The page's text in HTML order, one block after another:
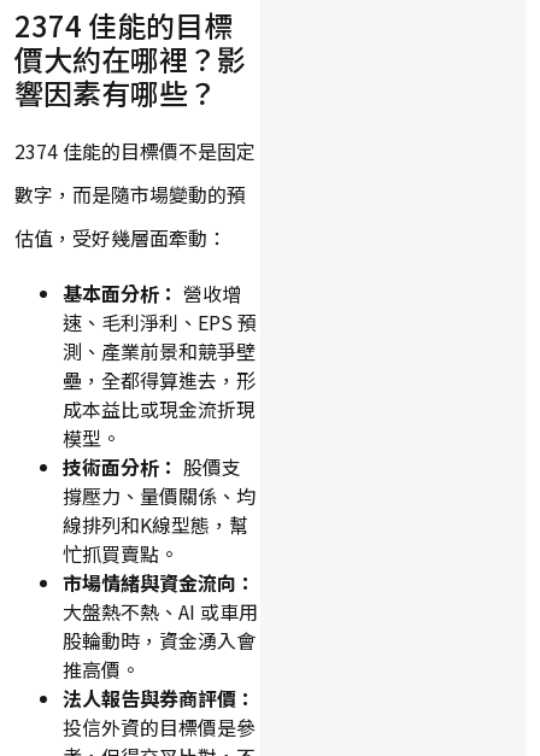
2374 佳能的目標
價大約在哪裡？影
響因素有哪些？
2374 佳能的目標價不是固定
數字，而是隨市場變動的預
估值，受好幾層面牽動：
基本面分析： 營收增
速、毛利淨利、EPS 預
測、產業前景和競爭壁
壘，全都得算進去，形
成本益比或現金流折現
模型。
技術面分析： 股價支
撐壓力、量價關係、均
線排列和K線型態，幫
忙抓買賣點。
市場情緒與資金流向：
大盤熱不熱、AI 或車用
股輪動時，資金湧入會
推高價。
法人報告與券商評價：
投信外資的目標價是參